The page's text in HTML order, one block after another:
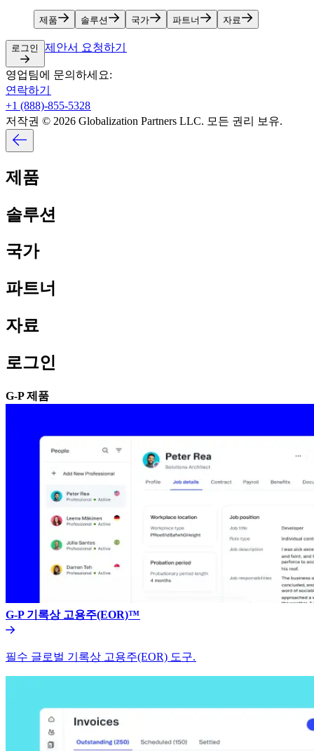
제품​​ 솔루션​​ 국가​​ 파트너​​ 자료​​
로그인​​ 제안서 요청하기​​
영업팀에 문의하세요:​​
연락하기​​
+1 (888)-855-5328​​
저작권 © 2026 Globalization Partners LLC. 모든 권리 보유.​​
제품​​
솔루션​​
국가​​
파트너​​
자료​​
로그인​​
G-P 제품​​
G-P 기록상 고용주(EOR)™​​
필수 글로벌 기록상 고용주(EOR) 도구.​​